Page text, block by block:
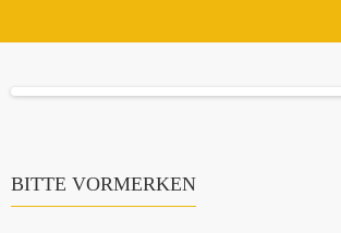
BITTE VORMERKEN